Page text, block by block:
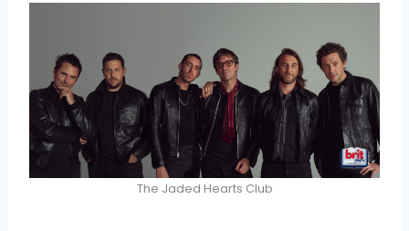
The Jaded Hearts Club